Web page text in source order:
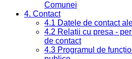
Comunei
4. Contact
4.1 Datele de contact
4.2 Relații cu presa -
de contact
4.3 Programul de